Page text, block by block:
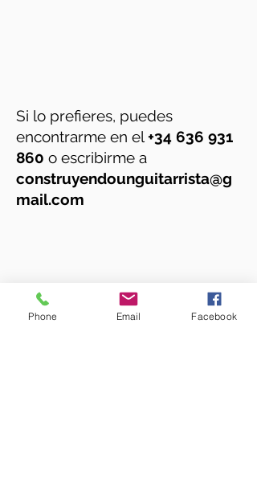
Si lo prefieres, puedes
encontrarme en el+34 636 931
860 o escribirme a
construyendounguitarrista@g
mail.com
Phone Email Facebook